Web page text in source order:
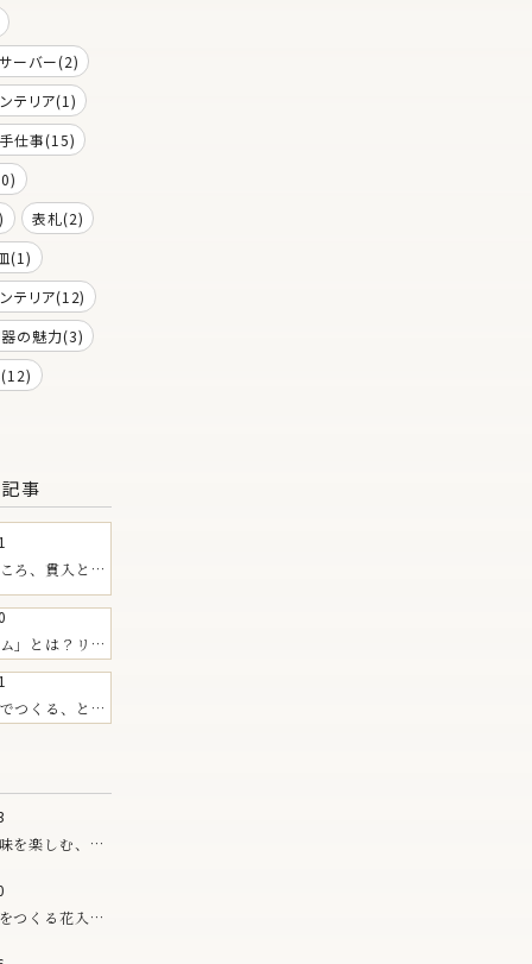
ーバー(2)
テリア(1)
仕事(15)
表札(2)
(1)
テリア(12)
の魅力(3)
事
ろ、貫入と
」とは？リム
めの器
つくる、とう
を楽しむ、夏
つくる花入。